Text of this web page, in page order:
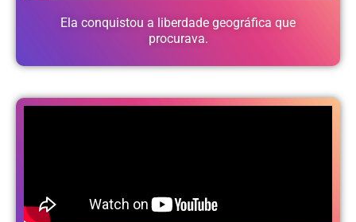
Ela conquistou a liberdade geográfica que
procurava.